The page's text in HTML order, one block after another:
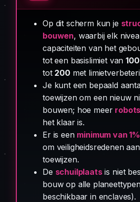
Op dit scherm kun je
bouwen, waarbij elk
capaciteiten van het
tot een basislimiet van100
tot 200met
Je kunt een bepaald
toewijzen om een nieuw
bouwen; hoe meer robots
het klaar is.
Er is een minimum van 1%
om veiligheidsredenen
toewijzen.
De schuilplaatsis niet
bouw op alle
beschikbaar in enclaves).